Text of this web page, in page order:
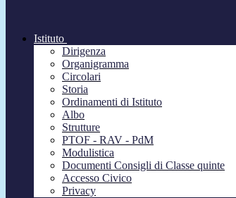
Istituto
Dirigenza
Organigramma
Circolari
Storia
Ordinamenti di Istituto
Albo
Strutture
PTOF - RAV - PdM
Modulistica
Documenti Consigli di Classe quinte
Accesso Civico
Privacy